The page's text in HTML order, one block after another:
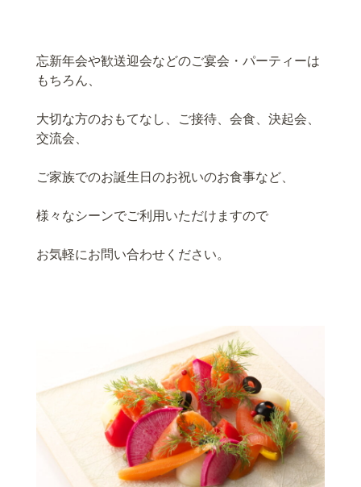
忘新年会や歓送迎会などのご宴会・パーティーは
もちろん、
大切な方のおもてなし、ご接待、会食、決起会、
交流会、
ご家族でのお誕生日のお祝いのお食事など、
様々なシーンでご利用いただけますので
お気軽にお問い合わせください。